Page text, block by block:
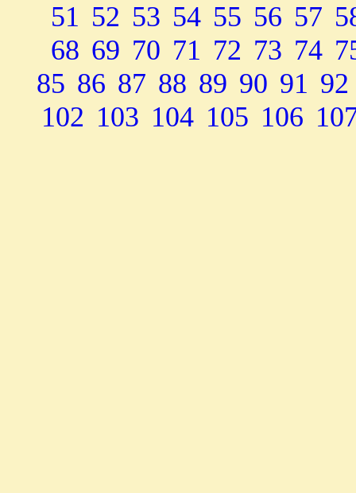
51 52 53 54 55 56 57
68 69 70 71 72 73 74
85 86 87 88 89 90 91 92
102 103 104 105 106